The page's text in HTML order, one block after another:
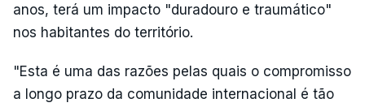
anos, terá um impacto "duradouro e traumático"
nos habitantes do território.
"Esta é uma das razões pelas quais o compromisso
a longo prazo da comunidade internacional é tão